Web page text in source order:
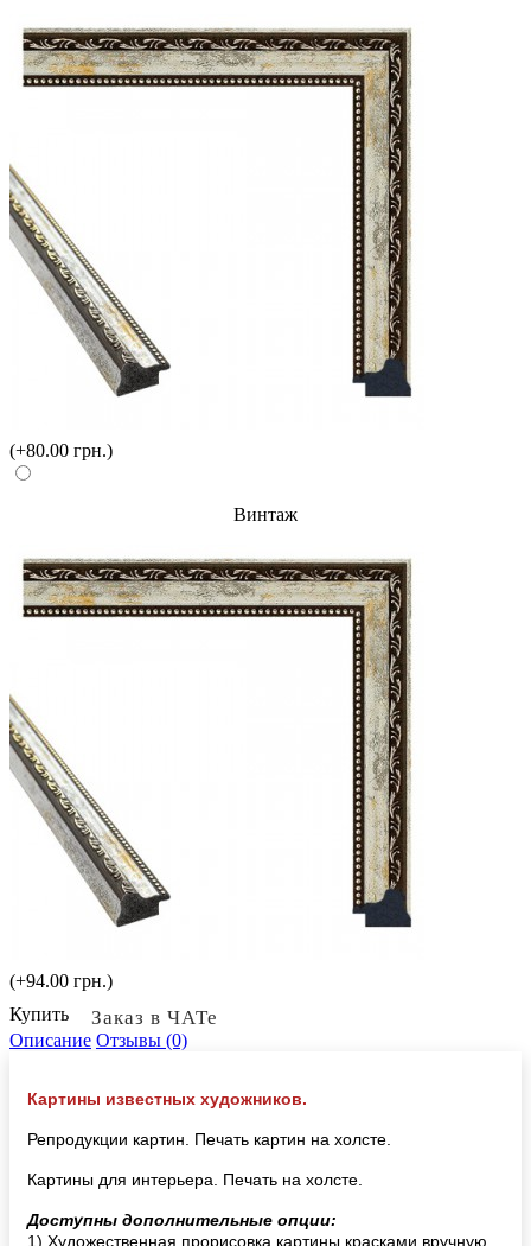
(+80.00 грн.)
Винтаж
(+94.00 грн.)
Купить
Заказ в ЧАТе
Описание Отзывы (0)
Картины известных художников.
Репродукции картин. Печать картин на холсте.
Картины для интерьера. Печать на холсте.
Доступны дополнительные опции:
1) Художественная прорисовка картины красками вручную,